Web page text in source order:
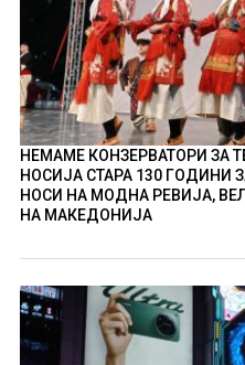
НЕМАМЕ КОНЗЕРВАТОРИ ЗА
НОСИЈА СТАРА 130 ГОДИНИ
НОСИ НА МОДНА РЕВИЈА,
НА МАКЕДОНИЈА